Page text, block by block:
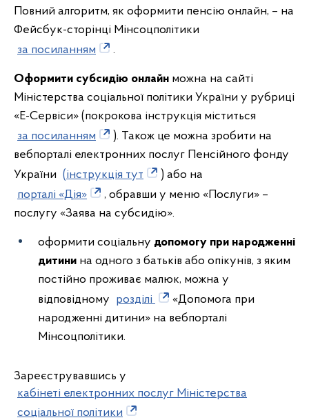
Повний алгоритм, як оформити пенсію онлайн, – на
Фейсбук-сторінці Мінсоцполітики
за посиланням
.
Оформити субсидію онлайн можна на сайті
Міністерства соціальної політики України у рубриці
«Е-Сервіси» (покрокова інструкція міститься
за посиланням
). Також це можна зробити на
вебпорталі електронних послуг Пенсійного фонду
України (інструкція тут
) або на
порталі «Дія»
, обравши у меню «Послуги» –
послугу «Заява на субсидію».
оформити соціальну допомогу при народженні
дитини на одного з батьків або опікунів, з яким
постійно проживає малюк, можна у
відповідному розділі
«Допомога при
народженні дитини» на вебпорталі
Мінсоцполітики.
Зареєструвавшись у
кабінеті електронних послуг Міністерства
соціальної політики